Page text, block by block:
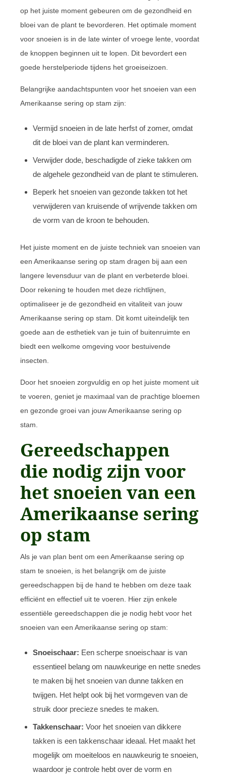
op het juiste moment gebeuren om de gezondheid en
bloei van de plant te bevorderen. Het optimale moment
voor snoeien is in de late winter of vroege lente, voordat
de knoppen beginnen uit te lopen. Dit bevordert een
goede herstelperiode tijdens het groeiseizoen.
Belangrijke aandachtspunten voor het snoeien van een
Amerikaanse sering op stam zijn:
Vermijd snoeien in de late herfst of zomer, omdat
dit de bloei van de plant kan verminderen.
Verwijder dode, beschadigde of zieke takken om
de algehele gezondheid van de plant te stimuleren.
Beperk het snoeien van gezonde takken tot het
verwijderen van kruisende of wrijvende takken om
de vorm van de kroon te behouden.
Het juiste moment en de juiste techniek van snoeien van
een Amerikaanse sering op stam dragen bij aan een
langere levensduur van de plant en verbeterde bloei.
Door rekening te houden met deze richtlijnen,
optimaliseer je de gezondheid en vitaliteit van jouw
Amerikaanse sering op stam. Dit komt uiteindelijk ten
goede aan de esthetiek van je tuin of buitenruimte en
biedt een welkome omgeving voor bestuivende
insecten.
Door het snoeien zorgvuldig en op het juiste moment uit
te voeren, geniet je maximaal van de prachtige bloemen
en gezonde groei van jouw Amerikaanse sering op
stam.
Gereedschappen
die nodig zijn voor
het snoeien van een
Amerikaanse sering
op stam
Als je van plan bent om een Amerikaanse sering op
stam te snoeien, is het belangrijk om de juiste
gereedschappen bij de hand te hebben om deze taak
efficiënt en effectief uit te voeren. Hier zijn enkele
essentiële gereedschappen die je nodig hebt voor het
snoeien van een Amerikaanse sering op stam:
Snoeischaar: Een scherpe snoeischaar is van
essentieel belang om nauwkeurige en nette snedes
te maken bij het snoeien van dunne takken en
twijgen. Het helpt ook bij het vormgeven van de
struik door precieze snedes te maken.
Takkenschaar: Voor het snoeien van dikkere
takken is een takkenschaar ideaal. Het maakt het
mogelijk om moeiteloos en nauwkeurig te snoeien,
waardoor je controle hebt over de vorm en